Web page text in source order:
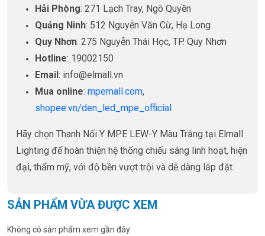
Hải Phòng: 271 Lạch Tray, Ngô Quyền
Quảng Ninh: 512 Nguyễn Văn Cừ, Hạ Long
Quy Nhơn: 275 Nguyễn Thái Học, TP. Quy Nhơn
Hotline: 19002150
Email : info@elmall.vn
Mua online: mpemall.com,
shopee.vn/den_led_mpe_official
Hãy chọn Thanh Nối Y MPE LEW-Y Màu Trắng tại Elmall
Lighting để hoàn thiện hệ thống chiếu sáng linh hoạt, hiện
đại, thẩm mỹ, với độ bền vượt trội và dễ dàng lắp đặt.
SẢN PHẨM VỪA ĐƯỢC XEM
Không có sản phẩm xem gần đây